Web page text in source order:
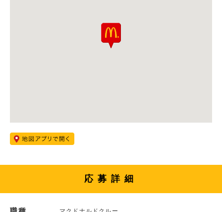
応募詳細